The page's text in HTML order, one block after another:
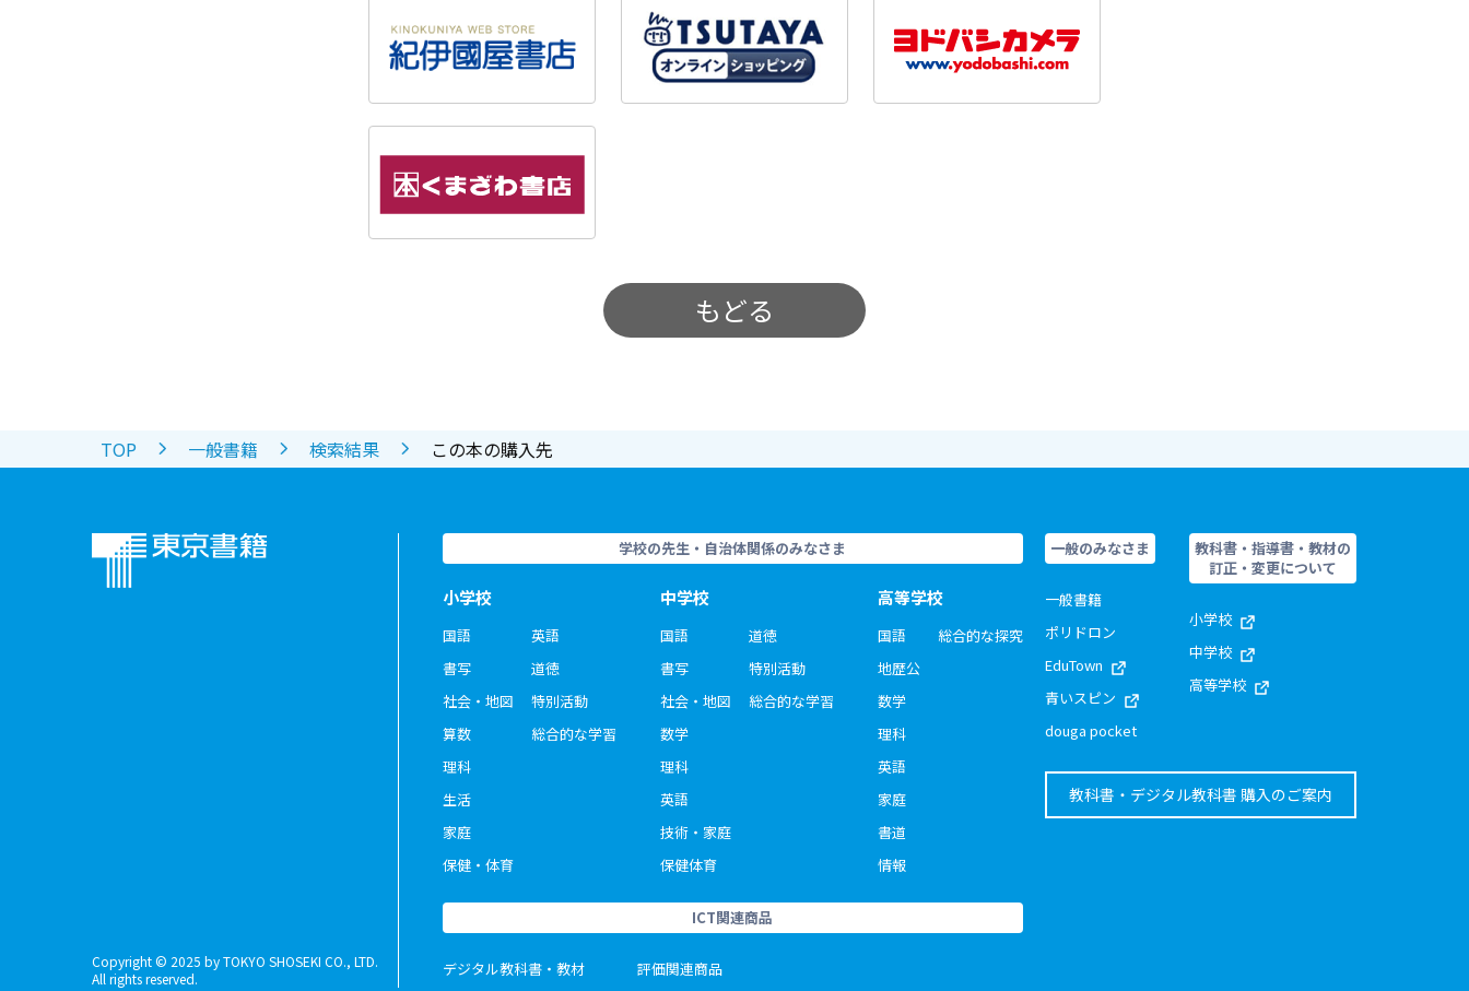
もどる
TOP 一般書籍 検索結果 この本の購入先
Copyright © 2025 by TOKYO SHOSEKI CO., LTD.
All rights reserved.
学校の先生・自治体関係のみなさま
小学校
国語
書写
社会・地図
算数
理科
生活
家庭
保健・体育
英語
道徳
特別活動
総合的な学習
中学校
国語
書写
社会・地図
数学
理科
英語
技術・家庭
保健体育
道徳
特別活動
総合的な学習
高等学校
国語
地歴公
数学
理科
英語
家庭
書道
情報
総合的な探究
ICT関連商品
デジタル教科書・教材 評価関連商品
一般のみなさま
一般書籍
ポリドロン
EduTown
青いスピン
douga pocket
教科書・指導書・教材の
訂正・変更について
小学校
中学校
高等学校
教科書・デジタル教科書 購入のご案内